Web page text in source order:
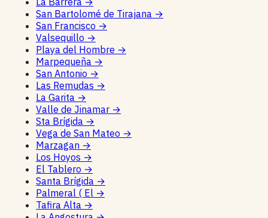
San Bartolomé de Tirajana →
San Francisco →
Valsequillo →
Playa del Hombre →
Marpequeña →
San Antonio →
Las Remudas →
La Garita →
Valle de Jinamar →
Sta Brígida →
Vega de San Mateo →
Marzagan →
Los Hoyos →
El Tablero →
Santa Brígida →
Palmeral ( El →
Tafira Alta →